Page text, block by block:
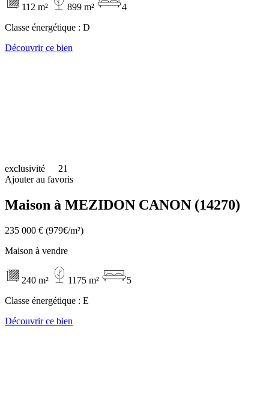
112 m² 899 m²
4
Classe énergétique : D
Découvrir ce bien
exclusivité
21
Ajouter au favoris
Maison à MEZIDON CANON (14270)
235 000 € (979€/m²)
Maison à vendre
240 m² 1175 m²
5
Classe énergétique : E
Découvrir ce bien